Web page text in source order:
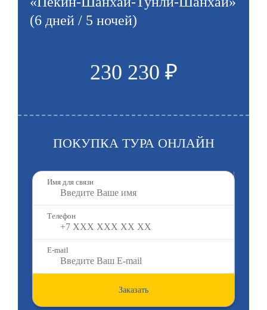
(6 дней / 5 ночей)
230 230 ₽
ПОКУПКА ТУРА ОНЛАЙН
Имя для связи
Телефон
E-mail
Заказать